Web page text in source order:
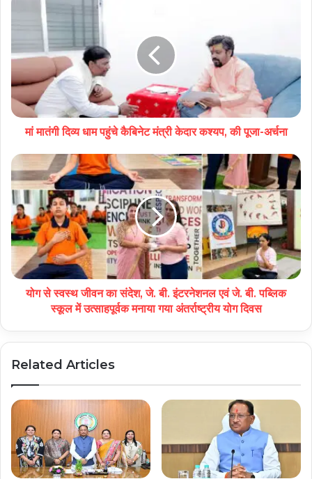
मां मातंगी दिव्य धाम पहुंचे कैबिनेट मंत्री केदार कश्यप, की पूजा-अर्चना
योग से स्वस्थ जीवन का संदेश, जे. बी. इंटरनेशनल एवं जे. बी. पब्लिक
स्कूल में उत्साहपूर्वक मनाया गया अंतर्राष्ट्रीय योग दिवस
Related Articles